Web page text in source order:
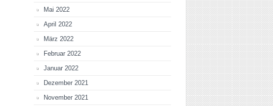
Mai 2022
April 2022
März 2022
Februar 2022
Januar 2022
Dezember 2021
November 2021